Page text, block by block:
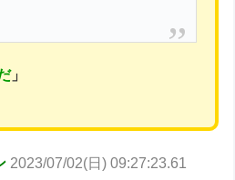
」
2023/07/02(日) 09:27:23.61